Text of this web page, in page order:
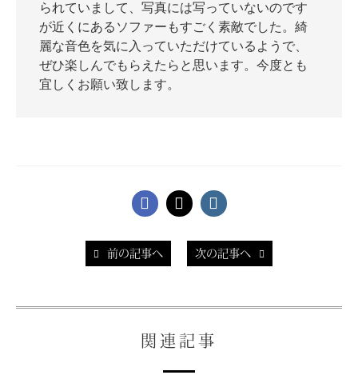
られていまして、写真には写っていないのです
が近くにあるソファーもすごく素敵でした。綺
麗な音色を気に入っていただけているようで、
ぜひ楽しんでもらえたらと思います。今度とも
宜しくお願い致します。
前の記事へ 次の記事へ
関連記事